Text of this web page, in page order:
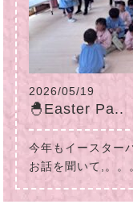
2026/05/19
🐣Easter Pa..
今年もイースター
お話を聞いて,。。